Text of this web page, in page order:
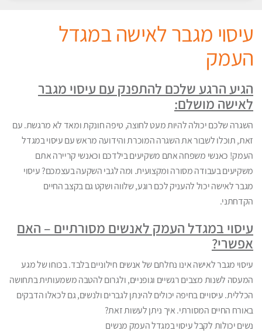
עיסוי מגבר לאישה במגדל
העמק
הגיע הרגע שלכם להתפנק עם עיסוי מגבר
לאישה מושלם:
השגרה שלכם יכולה להיות מעט לחוצה, טיפה חונקת ומאד לא מרגשת. עם
זאת, תוכלו לשבור את השגרה המוכרת והידועה מראש עם עיסוי במגדל
העמק! כאנשי משפחה אתם משקיעים בילדכם וכאנשי קריירה אתם
משקיעים בעבודה מסורה ומקצועית. ומה לגבי השקעה בעצמכם? עיסוי
מגבר לאישה יכול להעניק לכם רוגע, שלווה ושקט גם בקצב החיים
הקדחתני.
עיסוי במגדל העמק לאנשים מסורתיים – האם
אפשרי?
עיסוי מגבר לאישה אינו נחלתם של אנשים חילוניים בלבד. בכוחו של מגע
המעסה לשנות מצבים רגשיים וגופניים, ולגרום להטבה משמעותית בתחושה
הכללית. עיסויים בחיפה יכולים להינתן לגברים ולנשים, גם לכאלו הדבקים
באורח החיים המסורתי. איך ניתן לעשות זאת?
נשים יכולות לקבל עיסוי במגדל העמק מנשים